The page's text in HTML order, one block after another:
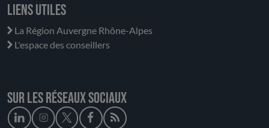
Liens utiles
La Région Auvergne Rhône-Alpes
L'espace des conseillers
Sur les réseaux sociaux